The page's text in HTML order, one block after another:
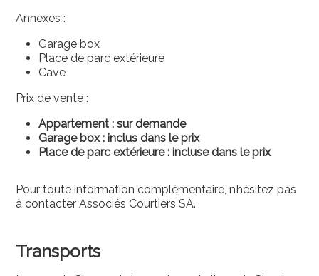
Annexes :
Garage box
Place de parc extérieure
Cave
Prix de vente :
Appartement : sur demande
Garage box : inclus dans le prix
Place de parc extérieure : incluse dans le prix
Pour toute information complémentaire, n’hésitez pas
à contacter Associés Courtiers SA.
Transports